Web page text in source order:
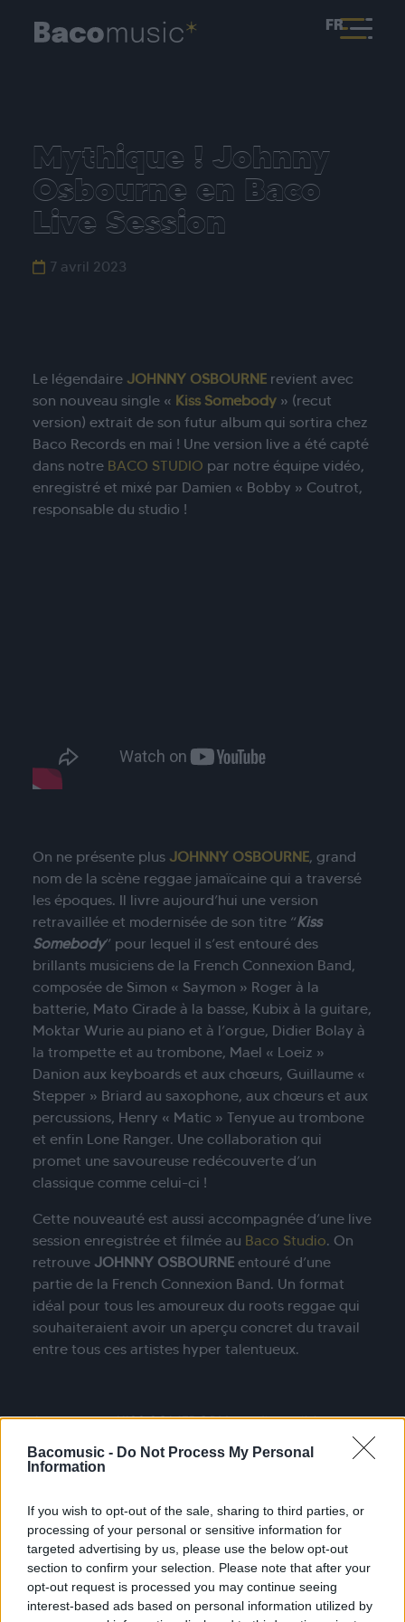
Bacomusic - Do Not Process My Personal
Information
If you wish to opt-out of the sale, sharing to third parties, or
processing of your personal or sensitive information for
targeted advertising by us, please use the below opt-out
section to confirm your selection. Please note that after your
opt-out request is processed you may continue seeing
interest-based ads based on personal information utilized by
FR
Mythique ! Johnny
Osbourne en Baco
Live Session
7 avril 2023
Le légendaire JOHNNY OSBOURNErevient avec
son nouveau single « Kiss Somebody» (recut
version) extrait de son futur album qui sortira chez
Baco Records en mai ! Une version live a été capté
dans notre BACO STUDIO par notre équipe vidéo,
enregistré et mixé par Damien « Bobby » Coutrot,
responsable du studio !
On ne présente plus JOHNNY OSBOURNE, grand
nom de la scène reggae jamaïcaine qui a traversé
les époques. Il livre aujourd’hui une version
retravaillée et modernisée de son titre “Kiss
Somebody” pour lequel il s’est entouré des
brillants musiciens de la French Connexion Band,
composée de Simon « Saymon » Roger à la
batterie, Mato Cirade à la basse, Kubix à la guitare,
Moktar Wurie au piano et à l’orgue, Didier Bolay à
la trompette et au trombone, Mael « Loeiz »
Danion aux keyboards et aux chœurs, Guillaume «
Stepper » Briard au saxophone, aux chœurs et aux
percussions, Henry « Matic » Tenyue au trombone
et enfin Lone Ranger. Une collaboration qui
promet une savoureuse redécouverte d’un
classique comme celui-ci !
Cette nouveauté est aussi accompagnée d’une live
session enregistrée et filmée au Baco Studio. On
retrouve JOHNNY OSBOURNEentouré d’une
partie de la French Connexion Band. Un format
idéal pour tous les amoureux du roots reggae qui
souhaiteraient avoir un aperçu concret du travail
entre tous ces artistes hyper talentueux.
Le morceau KISS SOMEBODY est disponiblesur ce
lien